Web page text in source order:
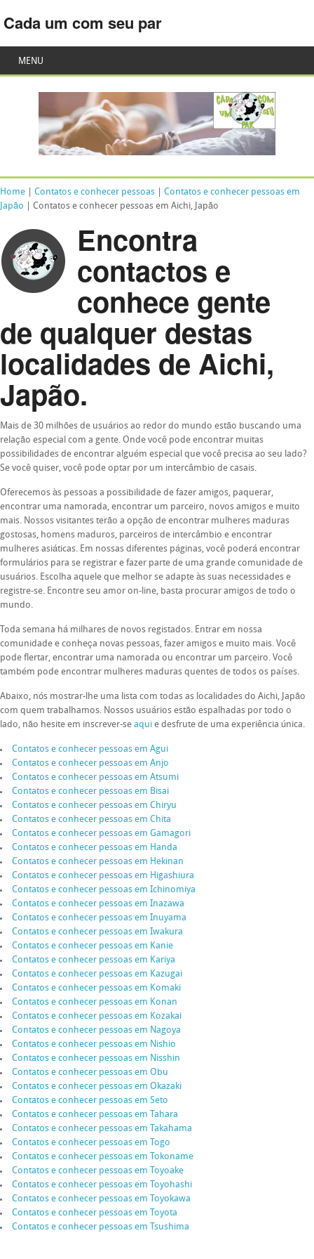
Cada um com seu par
MENU
Home Contatos e conhecer pessoas
Contatos e conhecer pessoas em
Japão | Contatos e conhecer pessoas em Aichi, Japão
Encontra
contactos e
conhece gente
de qualquer destas
localidades de Aichi,
Japão.
Mais de 30 milhões de usuários ao redor do mundo estão buscando uma
relação especial com a gente. Onde você pode encontrar muitas
possibilidades de encontrar alguém especial que você precisa ao seu lado?
Se você quiser, você pode optar por um intercâmbio de casais.
Oferecemos às pessoas a possibilidade de fazer amigos, paquerar,
encontrar uma namorada, encontrar um parceiro, novos amigos e muito
mais. Nossos visitantes terão a opção de encontrar mulheres maduras
gostosas, homens maduros, parceiros de intercâmbio e encontrar
mulheres asiáticas. Em nossas diferentes páginas, você poderá encontrar
formulários para se registrar e fazer parte de uma grande comunidade de
usuários. Escolha aquele que melhor se adapte às suas necessidades e
registre-se. Encontre seu amor on-line, basta procurar amigos de todo o
mundo.
Toda semana há milhares de novos registados. Entrar em nossa
comunidade e conheça novas pessoas, fazer amigos e muito mais. Você
pode flertar, encontrar uma namorada ou encontrar um parceiro. Você
também pode encontrar mulheres maduras quentes de todos os países.
Abaixo, nós mostrar-lhe uma lista com todas as localidades do Aichi, Japão
com quem trabalhamos. Nossos usuários estão espalhadas por todo o
lado, não hesite em inscrever-se aqui e desfrute de uma experiência única.
Contatos e conhecer pessoas em Agui
Contatos e conhecer pessoas em Anjo
Contatos e conhecer pessoas em Atsumi
Contatos e conhecer pessoas em Bisai
Contatos e conhecer pessoas em Chiryu
Contatos e conhecer pessoas em Chita
Contatos e conhecer pessoas em Gamagori
Contatos e conhecer pessoas em Handa
Contatos e conhecer pessoas em Hekinan
Contatos e conhecer pessoas em Higashiura
Contatos e conhecer pessoas em Ichinomiya
Contatos e conhecer pessoas em Inazawa
Contatos e conhecer pessoas em Inuyama
Contatos e conhecer pessoas em Iwakura
Contatos e conhecer pessoas em Kanie
Contatos e conhecer pessoas em Kariya
Contatos e conhecer pessoas em Kazugai
Contatos e conhecer pessoas em Komaki
Contatos e conhecer pessoas em Konan
Contatos e conhecer pessoas em Kozakai
Contatos e conhecer pessoas em Nagoya
Contatos e conhecer pessoas em Nishio
Contatos e conhecer pessoas em Nisshin
Contatos e conhecer pessoas em Obu
Contatos e conhecer pessoas em Okazaki
Contatos e conhecer pessoas em Seto
Contatos e conhecer pessoas em Tahara
Contatos e conhecer pessoas em Takahama
Contatos e conhecer pessoas em Togo
Contatos e conhecer pessoas em Tokoname
Contatos e conhecer pessoas em Toyoake
Contatos e conhecer pessoas em Toyohashi
Contatos e conhecer pessoas em Toyokawa
Contatos e conhecer pessoas em Toyota
Contatos e conhecer pessoas em Tsushima